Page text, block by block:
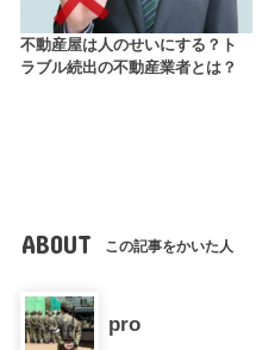
不動産屋は人のせいにする？ト
ラブル続出の不動産業者とは？
ABOUT この記事をかいた人
pro